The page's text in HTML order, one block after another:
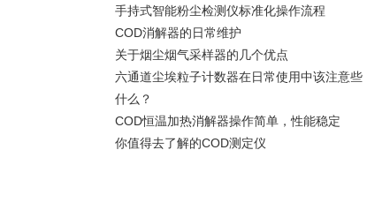
手持式智能粉尘检测仪标准化操作流程
COD消解器的日常维护
关于烟尘烟气采样器的几个优点
六通道尘埃粒子计数器在日常使用中该注意些
什么？
COD恒温加热消解器操作简单，性能稳定
你值得去了解的COD测定仪